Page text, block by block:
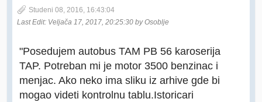
Studeni 08, 2016, 16:43:04
Last Edit: Veljača 17, 2017, 20:25:30 by Osoblje
"Posedujem autobus TAM PB 56 karoserija
TAP. Potreban mi je motor 3500 benzinac i
menjac. Ako neko ima sliku iz arhive gde bi
mogao videti kontrolnu tablu.Istoricari